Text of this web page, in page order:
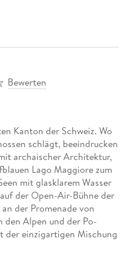
Bewerten
Kanton der Schweiz. Wo
schlägt, beeindrucken
archaischer Architektur,
Lago Maggiore zum
mit glasklarem Wasser
der Open-Air-Bühne der
der Promenade von
den Alpen und der Po-
der einzigartigen Mischung